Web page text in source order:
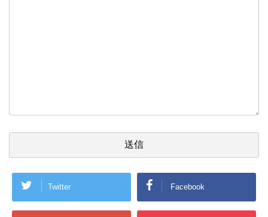
Twitter Facebook